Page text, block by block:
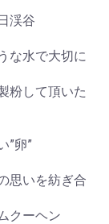
渓谷
な水で大切に
粉して頂いた
”卵”
思いを紡ぎ合
クーヘン